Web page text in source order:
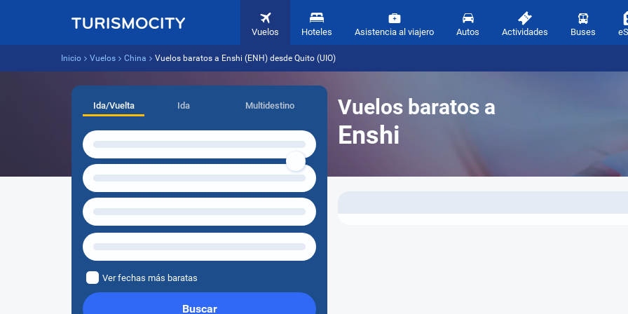
Vuelos Hoteles Asistencia al viajero Autos Actividades Buses
Inicio Vuelos China Vuelos baratos a Enshi (ENH) desde Quito (UIO)
Vuelos baratos a
Enshi
Ida/Vuelta Ida Multidestino
Ver fechas más baratas
Buscar